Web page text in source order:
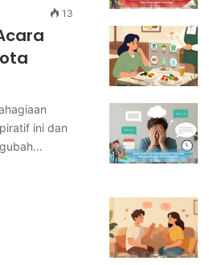
13
ini dan